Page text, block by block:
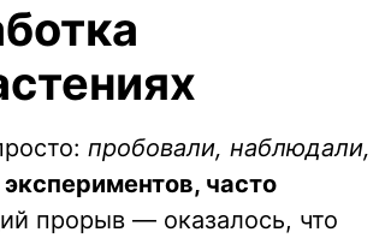
пробовали, наблюдали,
часто
прорыв — оказалось, что